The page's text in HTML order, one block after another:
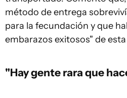
método de entrega
para la fecundación y que
embarazos exitosos" de
"Hay gente rara que